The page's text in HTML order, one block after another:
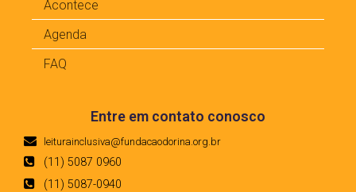
Acontece
Agenda
FAQ
Entre em contato conosco
leiturainclusiva@fundacaodorina.org.br
(11) 5087 0960
(11) 5087-0940